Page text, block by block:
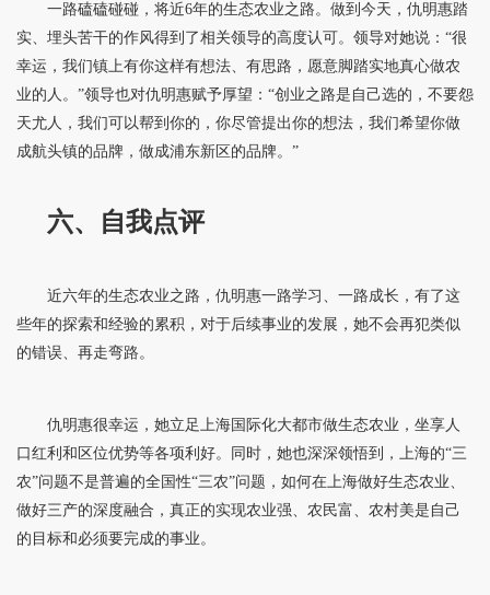
一路磕磕碰碰，将近6年的生态农业之路。做到今天，仇明惠踏
实、埋头苦干的作风得到了相关领导的高度认可。领导对她说：“很
幸运，我们镇上有你这样有想法、有思路，愿意脚踏实地真心做农
业的人。”领导也对仇明惠赋予厚望：“创业之路是自己选的，不要怨
天尤人，我们可以帮到你的，你尽管提出你的想法，我们希望你做
成航头镇的品牌，做成浦东新区的品牌。”
六、自我点评
近六年的生态农业之路，仇明惠一路学习、一路成长，有了这
些年的探索和经验的累积，对于后续事业的发展，她不会再犯类似
的错误、再走弯路。
仇明惠很幸运，她立足上海国际化大都市做生态农业，坐享人
口红利和区位优势等各项利好。同时，她也深深领悟到，上海的“三
农”问题不是普遍的全国性“三农”问题，如何在上海做好生态农业、
做好三产的深度融合，真正的实现农业强、农民富、农村美是自己
的目标和必须要完成的事业。